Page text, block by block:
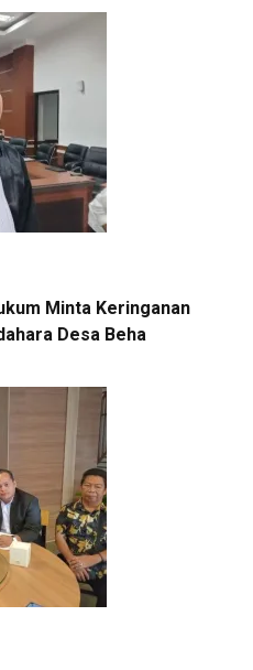
Minta Keringanan
Desa Beha